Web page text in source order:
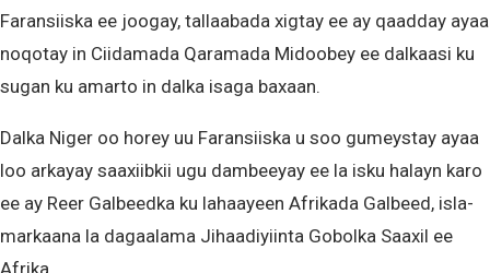
Faransiiska ee joogay, tallaabada xigtay ee ay qaadday ayaa
noqotay in Ciidamada Qaramada Midoobey ee dalkaasi ku
sugan ku amarto in dalka isaga baxaan.
Dalka Niger oo horey uu Faransiiska u soo gumeystay ayaa
loo arkayay saaxiibkii ugu dambeeyay ee la isku halayn karo
ee ay Reer Galbeedka ku lahaayeen Afrikada Galbeed, isla-
markaana la dagaalama Jihaadiyiinta Gobolka Saaxil ee
Afrika.